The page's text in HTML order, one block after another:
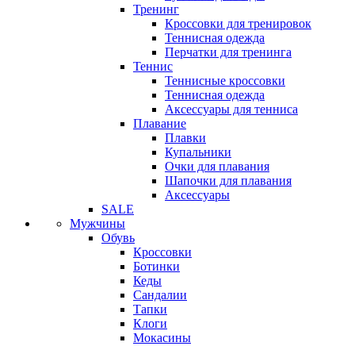
Тренинг
Кроссовки для тренировок
Теннисная одежда
Перчатки для тренинга
Теннис
Теннисные кроссовки
Теннисная одежда
Аксессуары для тенниса
Плавание
Плавки
Купальники
Очки для плавания
Шапочки для плавания
Аксессуары
SALE
Мужчины
Обувь
Кроссовки
Ботинки
Кеды
Сандалии
Тапки
Клоги
Мокасины